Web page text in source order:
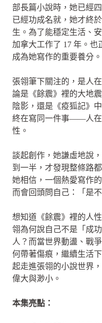
部長篇小說時，她已經
已經功成名就，她才終
生。為了能穩定生活、
加拿大工作了 17 年。也
成為她寫作的重要養分。
張翎筆下關注的，是人
論是《餘震》裡的大地
陰影，還是《疫狐記》
終在寫同一件事——人在
性。
談起創作，她謙虛地說
到一半，才發現整條路
她相信，一個熱愛寫作
而會回頭問自己：「是
想知道《餘震》裡的人
翎為何說自己不是「成
人？而當世界動盪、戰
何帶著傷痕，繼續生活
起走進張翎的小說世界
偉大與渺小。
本集亮點：